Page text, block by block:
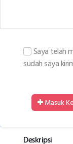
Saya telah
sudah saya
Masuk
Deskripsi